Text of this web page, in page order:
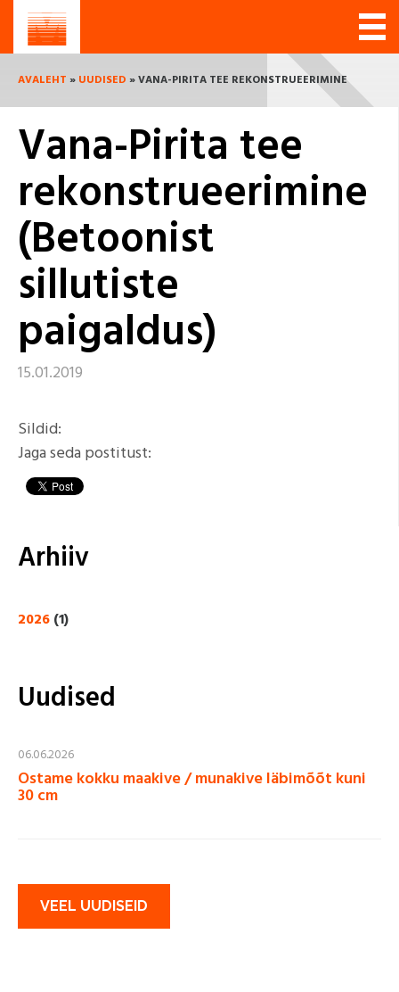
AVALEHT » UUDISED » VANA-PIRITA TEE REKONSTRUEERIMINE
(BETOONIST SILLUTISTE PAIGALDUS)
Vana-Pirita tee
rekonstrueerimine
(Betoonist
sillutiste
paigaldus)
15.01.2019
Sildid:
Jaga seda postitust:
Arhiiv
2026(1)
Uudised
06.06.2026
Ostame kokku maakive / munakive läbimõõt kuni
30 cm
VEEL UUDISEID